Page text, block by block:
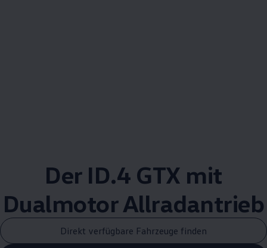
Der ID.4 GTX mit
DualmotorAllradantrieb
Direkt verfügbare Fahrzeuge finden